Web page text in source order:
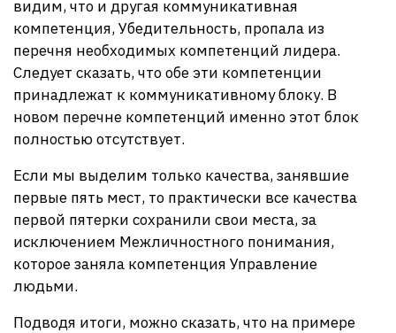
видим, что и другая коммуникативная
компетенция, Убедительность, пропала из
перечня необходимых компетенций лидера.
Следует сказать, что обе эти компетенции
принадлежат к коммуникативному блоку. В
новом перечне компетенций именно этот блок
полностью отсутствует.
Если мы выделим только качества, занявшие
первые пять мест, то практически все качества
первой пятерки сохранили свои места, за
исключением Межличностного понимания,
которое заняла компетенция Управление
людьми.
Подводя итоги, можно сказать, что на примере